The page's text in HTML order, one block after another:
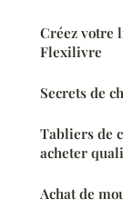
Créez votre
Flexilivre
Secrets de
Tabliers de
acheter
Achat de